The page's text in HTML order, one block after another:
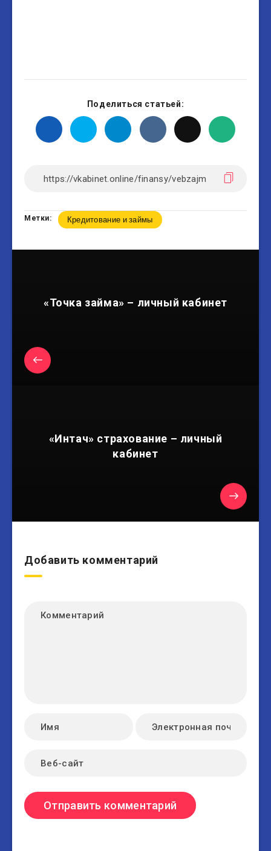
Поделиться статьей:
Метки: Кредитование и займы
«Точка займа» – личный кабинет
«Интач» страхование – личный
кабинет
Добавить комментарий